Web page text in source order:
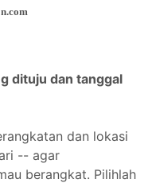
dituju dan tanggal
dan lokasi
-- agar
berangkat. Pilihlah